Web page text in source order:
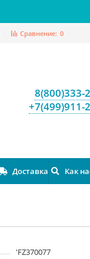
Сравнение: 0
8(800)333-
+7(499)911-
Доставка Как
'FZ370077